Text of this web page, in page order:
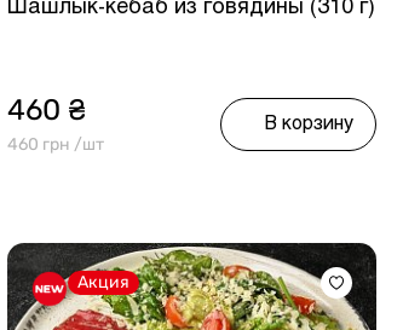
Шашлык-кебаб из говядины (310 г)
460 ₴
460 грн /шт
В корзину
Акция